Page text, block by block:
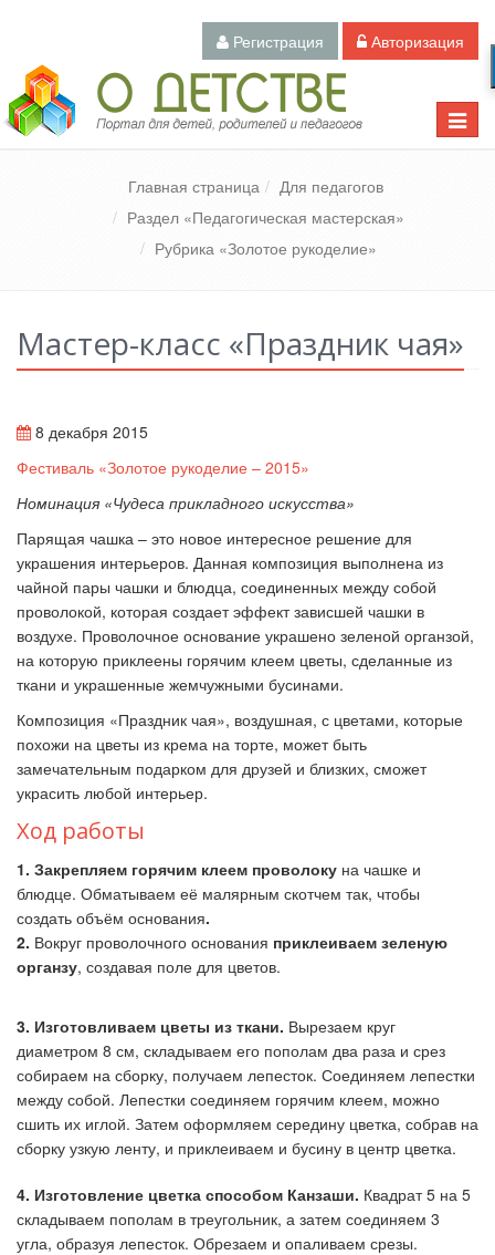
Регистрация Авторизация
Toggle
Педагогический портал «О детстве»
Главная страница
Для педагогов
Раздел «Педагогическая мастерская»
Рубрика «Золотое рукоделие»
Мастер-класс «Праздник чая»
8 декабря 2015
Фестиваль «Золотое рукоделие – 2015»
Номинация «Чудеса прикладного искусства»
Парящая чашка – это новое интересное решение для
украшения интерьеров. Данная композиция выполнена из
чайной пары чашки и блюдца, соединенных между собой
проволокой, которая создает эффект зависшей чашки в
воздухе. Проволочное основание украшено зеленой органзой,
на которую приклеены горячим клеем цветы, сделанные из
ткани и украшенные жемчужными бусинами.
Композиция «Праздник чая», воздушная, с цветами, которые
похожи на цветы из крема на торте, может быть
замечательным подарком для друзей и близких, сможет
украсить любой интерьер.
Ход работы
1. Закрепляем горячим клеем проволоку на чашке и
блюдце. Обматываем её малярным скотчем так, чтобы
создать объём основания.
2. Вокруг проволочного основания приклеиваем зеленую
органзу, создавая поле для цветов.
3. Изготовливаем цветы из ткани. Вырезаем круг
диаметром 8 см, складываем его пополам два раза и срез
собираем на сборку, получаем лепесток. Соединяем лепестки
между собой. Лепестки соединяем горячим клеем, можно
сшить их иглой. Затем оформляем середину цветка, собрав на
сборку узкую ленту, и приклеиваем и бусину в центр цветка.
4. Изготовление цветка способом Канзаши. Квадрат 5 на 5
складываем пополам в треугольник, а затем соединяем 3
угла, образуя лепесток. Обрезаем и опаливаем срезы.